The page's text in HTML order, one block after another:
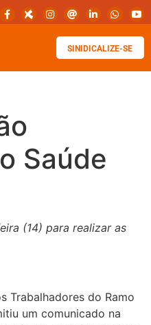
SINIDICALIZE-SE
Saúde
(14) para realizar as
Trabalhadores do Ramo
um comunicado na